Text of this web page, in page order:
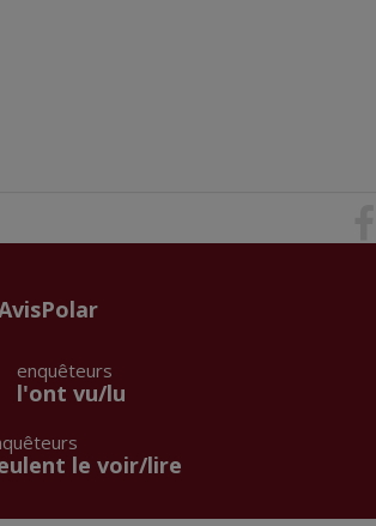
enquêteurs
l'ont vu/lu
le voir/lire